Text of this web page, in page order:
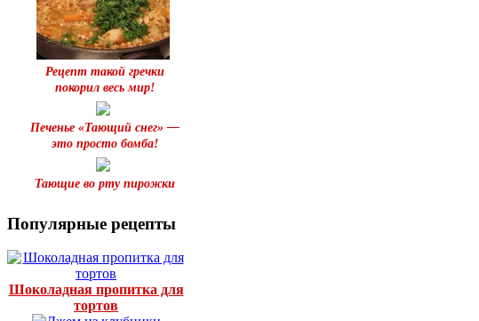
Рецепт такой гречки
покорил весь мир!
Печенье «Тающий снег» —
это просто бомба!
Тающие во рту пирожки
Популярные рецепты
Шоколадная пропитка для
тортов